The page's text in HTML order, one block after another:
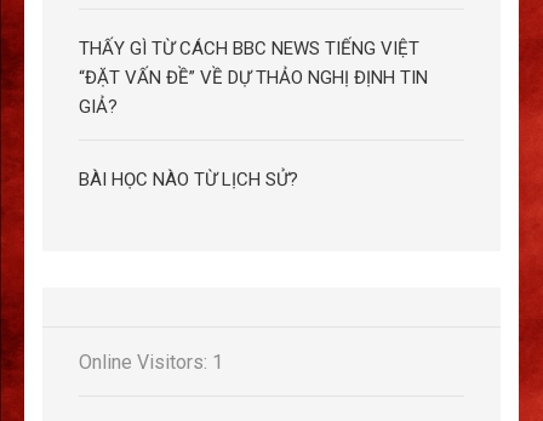
THẤY GÌ TỪ CÁCH BBC NEWS TIẾNG VIỆT
“ĐẶT VẤN ĐỀ” VỀ DỰ THẢO NGHỊ ĐỊNH TIN
GIẢ?
BÀI HỌC NÀO TỪ LỊCH SỬ?
Online Visitors: 1